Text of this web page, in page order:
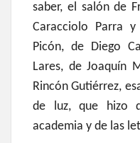
saber, el salón de
Caracciolo Parra
Picón, de Diego
Lares, de Joaquín
Rincón Gutiérrez,
de luz, que hizo
academia y de las